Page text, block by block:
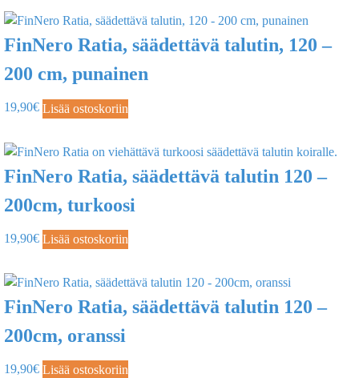
FinNero Ratia, säädettävä talutin, 120 –
200 cm, punainen
19,90€ Lisää ostoskoriin
FinNero Ratia, säädettävä talutin 120 –
200cm, turkoosi
19,90€ Lisää ostoskoriin
FinNero Ratia, säädettävä talutin 120 –
200cm, oranssi
19,90€ Lisää ostoskoriin